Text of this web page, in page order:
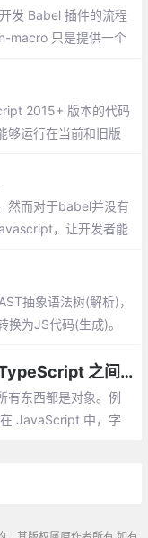
发 Babel 插件的流程
macro 只是提供一个
2015+ 版本的代码
够运行在当前和旧版
然而对于babel并没有
，让开发者能
抽象语法树(解析)，
为JS代码(生成)。
。
深入类和继承内部原理+Babel和 TypeScript 之间转换
东西都是对象。例
JavaScript 中，字